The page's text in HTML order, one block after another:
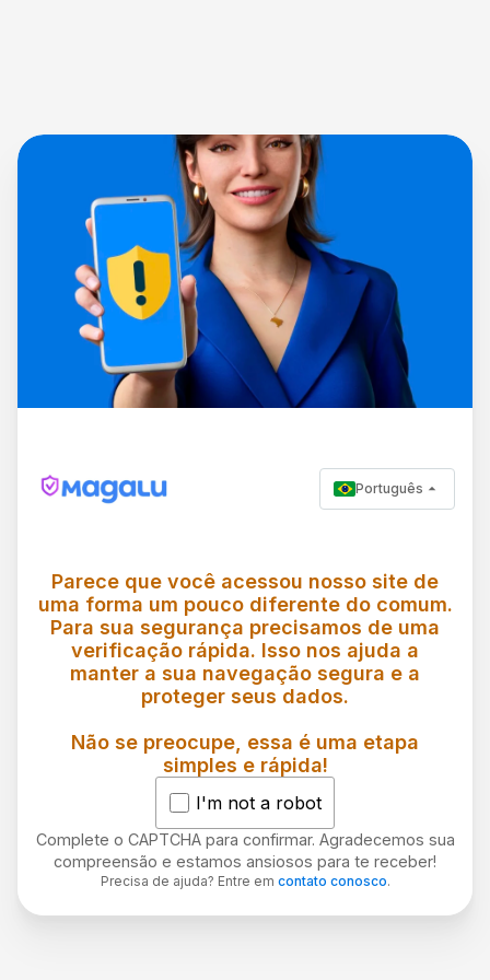
Português
Parece que você acessou nosso site de
uma forma um pouco diferente do comum.
Para sua segurança precisamos de uma
verificação rápida. Isso nos ajuda a
manter a sua navegação segura e a
proteger seus dados.
Não se preocupe, essa é uma etapa
simples e rápida!
I'm not a robot
Complete o CAPTCHA para confirmar. Agradecemos sua
compreensão e estamos ansiosos para te receber!
Precisa de ajuda? Entre em contato conosco.